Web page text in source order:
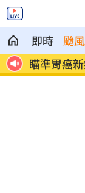
即時 颱
瞄準胃癌
驗！